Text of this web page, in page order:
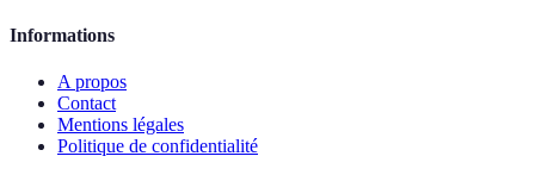
Informations
A propos
Contact
Mentions légales
Politique de confidentialité